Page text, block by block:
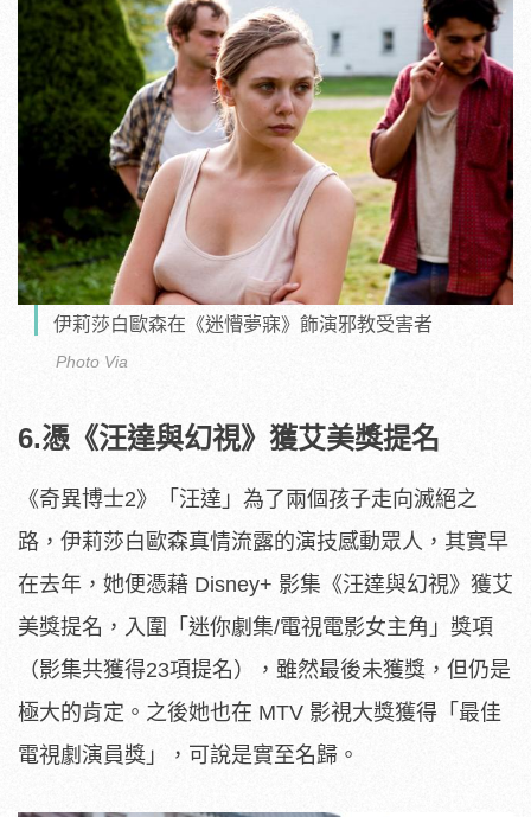
伊莉莎白歐森在《迷懵夢寐》飾演邪教受害者
Photo Via
6.憑《汪達與幻視》獲艾美獎提名
《奇異博士2》「汪達」為了兩個孩子走向滅絕之
路，伊莉莎白歐森真情流露的演技感動眾人，其實早
在去年，她便憑藉 Disney+ 影集《汪達與幻視》獲艾
美獎提名，入圍「迷你劇集/電視電影女主角」獎項
（影集共獲得23項提名），雖然最後未獲獎，但仍是
極大的肯定。之後她也在 MTV 影視大獎獲得「最佳
電視劇演員獎」，可說是實至名歸。